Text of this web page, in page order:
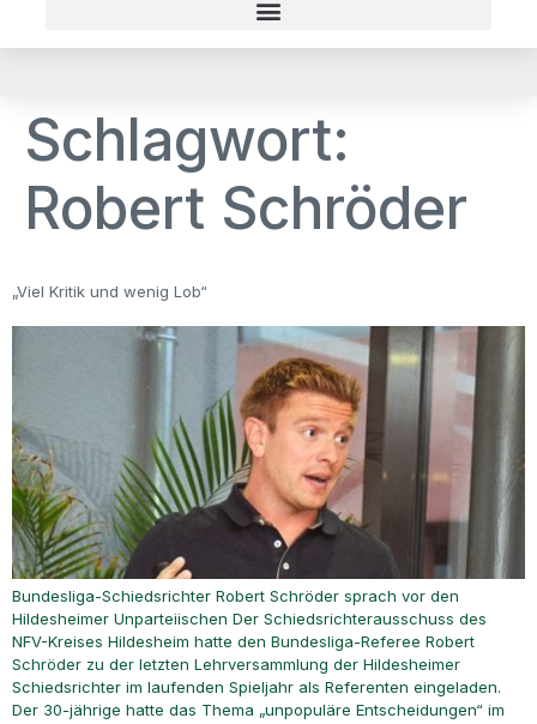
Schlagwort:
Robert Schröder
„Viel Kritik und wenig Lob“
Bundesliga-Schiedsrichter Robert Schröder sprach vor den
Hildesheimer Unparteiischen Der Schiedsrichterausschuss des
NFV-Kreises Hildesheim hatte den Bundesliga-Referee Robert
Schröder zu der letzten Lehrversammlung der Hildesheimer
Schiedsrichter im laufenden Spieljahr als Referenten eingeladen.
Der 30-jährige hatte das Thema „unpopuläre Entscheidungen“ im